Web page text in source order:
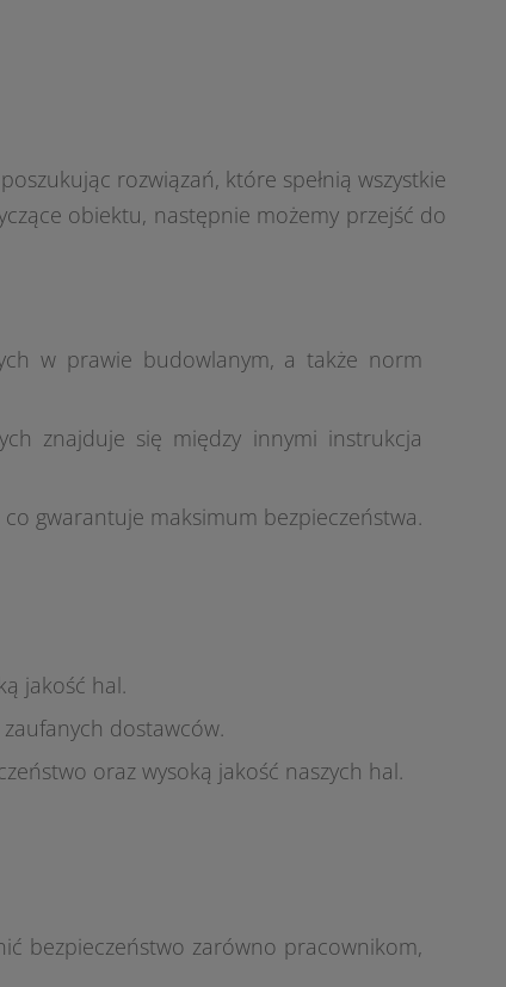
rozwiązań, które spełnią wszystkie
obiektu, następnie możemy przejść do
w prawie budowlanym, a także norm
znajduje się między innymi instrukcja
gwarantuje maksimum bezpieczeństwa.
jakość hal.
dostawców.
oraz wysoką jakość naszych hal.
bezpieczeństwo zarówno pracownikom,